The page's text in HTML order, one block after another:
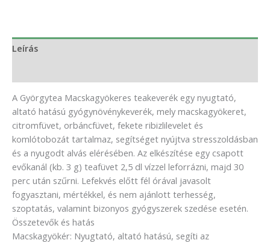
Leírás
A Györgytea Macskagyökeres teakeverék egy nyugtató,
altató hatású gyógynövénykeverék, mely macskagyökeret,
citromfüvet, orbáncfüvet, fekete ribizlilevelet és
komlótobozát tartalmaz, segítséget nyújtva stresszoldásban
és a nyugodt alvás elérésében. Az elkészítése egy csapott
evőkanál (kb. 3 g) teafüvet 2,5 dl vízzel leforrázni, majd 30
perc után szűrni. Lefekvés előtt fél órával javasolt
fogyasztani, mértékkel, és nem ajánlott terhesség,
szoptatás, valamint bizonyos gyógyszerek szedése esetén.
Összetevők és hatás
Macskagyökér: Nyugtató, altató hatású, segíti az